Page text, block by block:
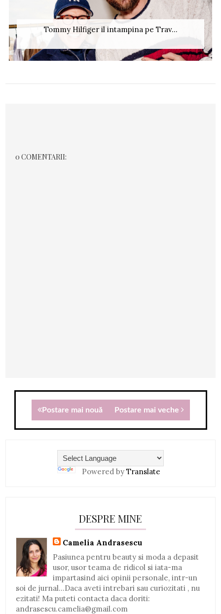
Tommy Hilfiger il intampina pe Trav...
0 COMENTARII:
Postare mai nouă Postare mai veche
Powered by Translate
DESPRE MINE
Camelia Andrasescu
Pasiunea pentru beauty si moda a depasit
usor, usor teama de ridicol si iata-ma
impartasind aici opinii personale, intr-un
soi de jurnal...Daca aveti intrebari sau curiozitati , nu
ezitati! Ma puteti contacta daca doriti:
andrasescu.camelia@gmail.com